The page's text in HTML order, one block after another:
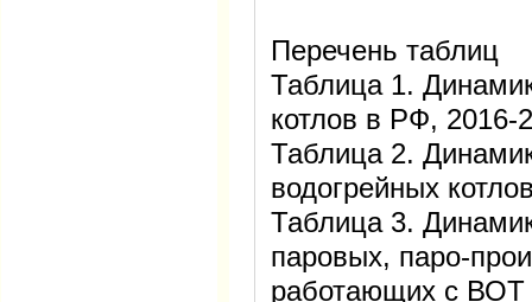
Перечень таблиц
Таблица 1.
котлов в РФ,
Таблица 2.
водогрейных
Таблица 3.
паровых, паро-
работающих с ВОТ